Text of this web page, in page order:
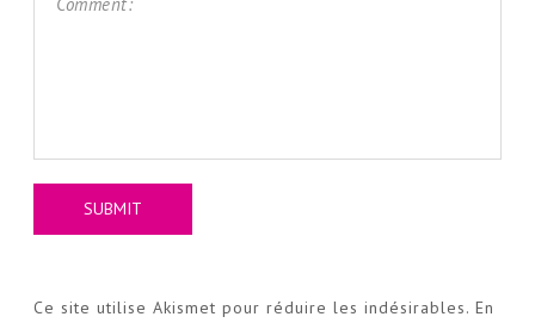
Ce site utilise Akismet pour réduire les indésirables. En